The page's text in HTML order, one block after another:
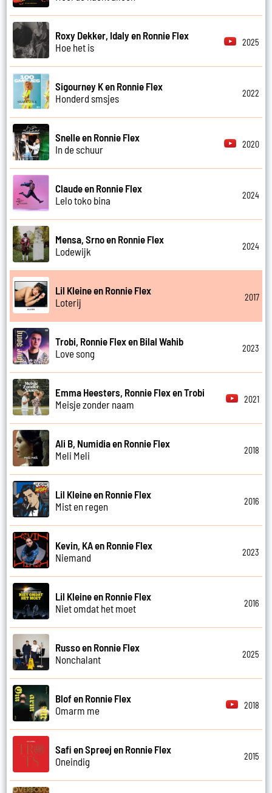
Roxy Dekker, Idaly en Ronnie Flex
Hoe het is
2025
Sigourney K en Ronnie Flex
Honderd smsjes
2022
Snelle en Ronnie Flex
In de schuur
2020
Claude en Ronnie Flex
Lelo toko bina
2024
Mensa, Srno en Ronnie Flex
Lodewijk
2024
Lil Kleine en Ronnie Flex
Loterij
2017
Trobi, Ronnie Flex en Bilal Wahib
Love song
2023
Emma Heesters, Ronnie Flex en Trobi
Meisje zonder naam
2021
Ali B, Numidia en Ronnie Flex
Meli Meli
2018
Lil Kleine en Ronnie Flex
Mist en regen
2016
Kevin, KA en Ronnie Flex
Niemand
2023
Lil Kleine en Ronnie Flex
Niet omdat het moet
2016
Russo en Ronnie Flex
Nonchalant
2025
Blof en Ronnie Flex
Omarm me
2018
Safi en Spreej en Ronnie Flex
Oneindig
2015